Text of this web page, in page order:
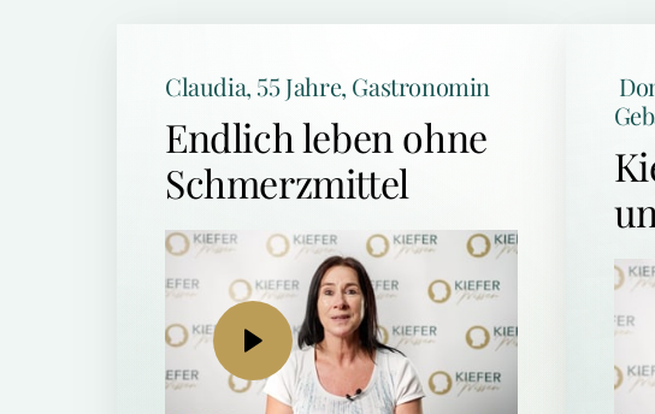
Claudia, 55 Jahre, Gastronomin
Endlich leben ohne
Schmerzmittel